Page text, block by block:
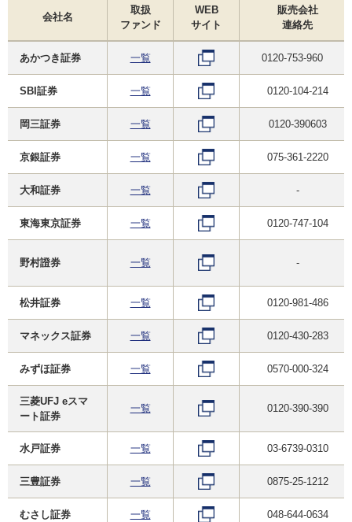
会社名
取扱
ファンド
WEB
サイト
販売会社
連絡先
あかつき証券 一覧 0120-753-960
SBI証券 一覧 0120-104-214
岡三証券 一覧 0120-390603
京銀証券 一覧 075-361-2220
大和証券 一覧 -
東海東京証券 一覧 0120-747-104
野村證券 一覧 -
松井証券 一覧 0120-981-486
マネックス証券 一覧 0120-430-283
みずほ証券 一覧 0570-000-324
三菱UFJ eスマ
ート証券
一覧 0120-390-390
水戸証券 一覧 03-6739-0310
三豊証券 一覧 0875-25-1212
むさし証券 一覧 048-644-0634